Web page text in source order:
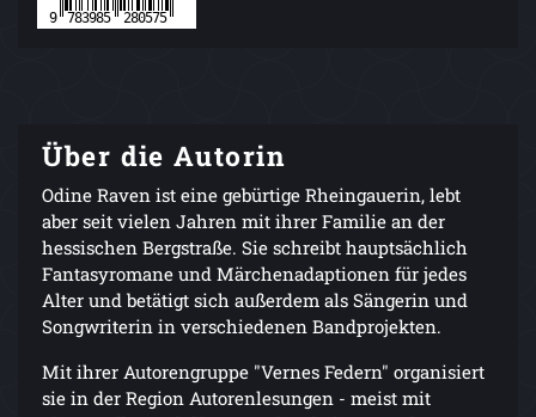
Über die Autorin
Odine Raven ist eine gebürtige Rheingauerin, lebt
aber seit vielen Jahren mit ihrer Familie an der
hessischen Bergstraße. Sie schreibt hauptsächlich
Fantasyromane und Märchenadaptionen für jedes
Alter und betätigt sich außerdem als Sängerin und
Songwriterin in verschiedenen Bandprojekten.
Mit ihrer Autorengruppe "Vernes Federn" organisiert
sie in der Region Autorenlesungen - meist mit